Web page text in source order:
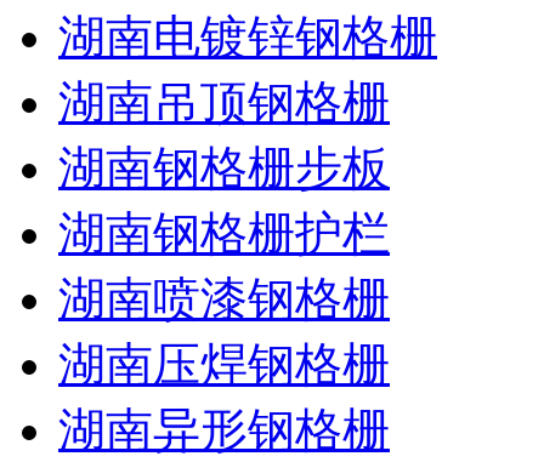
湖南电镀锌钢格栅
湖南吊顶钢格栅
湖南钢格栅步板
湖南钢格栅护栏
湖南喷漆钢格栅
湖南压焊钢格栅
湖南异形钢格栅